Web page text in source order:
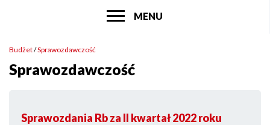
menu
serwisu
POKAŻ
MENU
Ścieżka
nawigacyjna
Budżet Sprawozdawczość
Sprawozdawczość
Sprawozdania Rb za II kwartał 2022 roku